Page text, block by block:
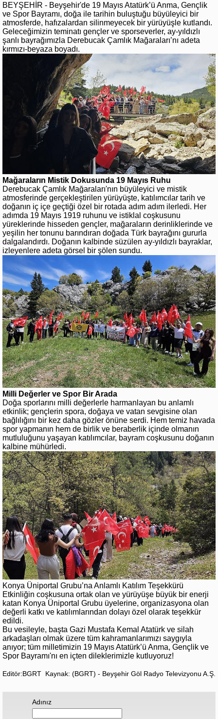
BEYŞEHİR - Beyşehir'de 19 Mayıs Atatürk’ü Anma, Gençlik
ve Spor Bayramı, doğa ile tarihin buluştuğu büyüleyici bir
atmosferde, hafızalardan silinmeyecek bir yürüyüşle kutlandı.
Geleceğimizin teminatı gençler ve sporseverler, ay-yıldızlı
şanlı bayrağımızla Derebucak Çamlık Mağaraları’nı adeta
kırmızı-beyaza boyadı.
Mağaraların Mistik Dokusunda 19 Mayıs Ruhu
Derebucak Çamlık Mağaraları'nın büyüleyici ve mistik
atmosferinde gerçekleştirilen yürüyüşte, katılımcılar tarih ve
doğanın iç içe geçtiği özel bir rotada adım adım ilerledi. Her
adımda 19 Mayıs 1919 ruhunu ve istiklal coşkusunu
yüreklerinde hisseden gençler, mağaraların derinliklerinde ve
yeşilin her tonunu barındıran doğada Türk bayrağını gururla
dalgalandırdı. Doğanın kalbinde süzülen ay-yıldızlı bayraklar,
izleyenlere adeta görsel bir şölen sundu.
Milli Değerler ve Spor Bir Arada
Doğa sporlarını milli değerlerle harmanlayan bu anlamlı
etkinlik; gençlerin spora, doğaya ve vatan sevgisine olan
bağlılığını bir kez daha gözler önüne serdi. Hem temiz havada
spor yapmanın hem de birlik ve beraberlik içinde olmanın
mutluluğunu yaşayan katılımcılar, bayram coşkusunu doğanın
kalbine mühürledi.
Konya Üniportal Grubu’na Anlamlı Katılım Teşekkürü
Etkinliğin coşkusuna ortak olan ve yürüyüşe büyük bir enerji
katan Konya Üniportal Grubu üyelerine, organizasyona olan
değerli katkı ve katılımlarından dolayı özel olarak teşekkür
edildi.
Bu vesileyle, başta Gazi Mustafa Kemal Atatürk ve silah
arkadaşları olmak üzere tüm kahramanlarımızı saygıyla
anıyor; tüm milletimizin 19 Mayıs Atatürk’ü Anma, Gençlik ve
Spor Bayramı'nı en içten dileklerimizle kutluyoruz!
Editör:BGRT Kaynak: (BGRT) - Beyşehir Göl Radyo Televizyonu A.Ş.
Adınız